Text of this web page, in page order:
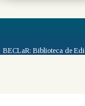
BECLaR: Biblioteca de